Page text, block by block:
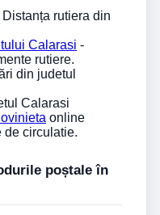
Distanța rutiera din
Calarasi -
rutiere.
din judetul
Calarasi
online
de circulatie.
poștale în